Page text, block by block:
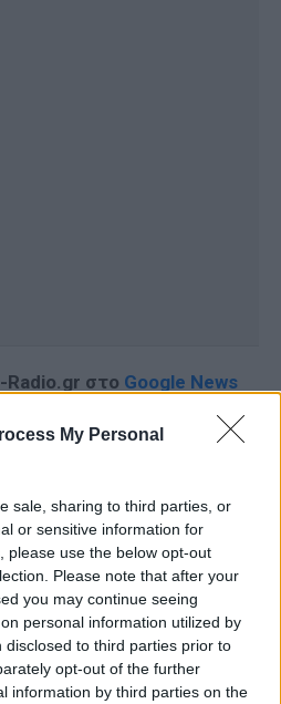
My Personal
sale, sharing to third parties, or
or sensitive information for
please use the below opt-out
Please note that after your
you may continue seeing
personal information utilized by
to third parties prior to
opt-out of the further
information by third parties on the
Radio.gr στο Google News
θέματα για
και στο Instagram
ΔΙΑΦΗΜΙΣΗ